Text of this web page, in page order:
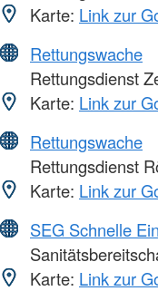
Karte: Link zur
Rettungswache
Rettungsdienst
Karte: Link zur
Rettungswache
Rettungsdienst
Karte: Link zur
SEG Schnelle
Karte: Link zur